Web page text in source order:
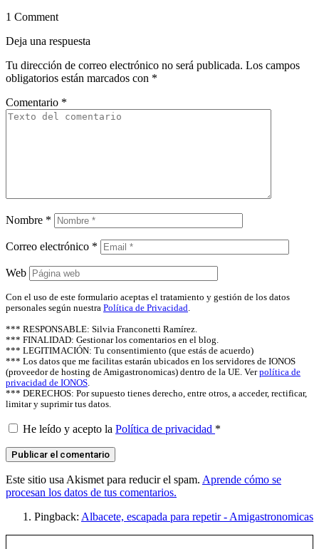
1 Comment
Deja una respuesta
Tu dirección de correo electrónico no será publicada. Los campos
obligatorios están marcados con *
Comentario *
Nombre *
Correo electrónico *
Web
Con el uso de este formulario aceptas el tratamiento y gestión de los datos
personales según nuestra Política de Privacidad.
*** RESPONSABLE: Silvia Franconetti Ramírez.
*** FINALIDAD: Gestionar los comentarios en el blog.
*** LEGITIMACIÓN: Tu consentimiento (que estás de acuerdo)
*** Los datos que me facilitas estarán ubicados en los servidores de IONOS
(proveedor de hosting de Amigastronomicas) dentro de la UE. Verpolítica de
privacidad de IONOS.
*** DERECHOS: Por supuesto tienes derecho, entre otros, a acceder, rectificar,
limitar y suprimir tus datos.
He leído y acepto la Política de privacidad *
Este sitio usa Akismet para reducir el spam. Aprende cómo se
procesan los datos de tus comentarios.
Pingback: Albacete, escapada para repetir - Amigastronomicas